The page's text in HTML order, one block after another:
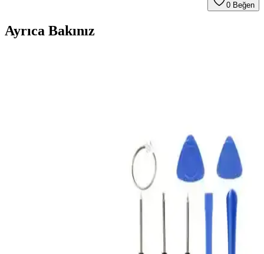
0 Beğen
Ayrıca Bakınız
iPhone 6s Uyumlu Telefon Kulübesi ve Tamir Seti
Mavi Home Tuş Bordu Güvenilirliği
iPhone 6s uyumlu, dayanıklı ve estetik tasarımlı tamir ve koruma
seti, kolay montaj ve kullanımıyla öne çıkar. Mavi Home tuşu bordu
ile cihazınıza renk katarken, pratik onarım imkanı sağlar.
Teknosa Kırılmaz Cam Garantisi ile Akıllı
Telefonlarınızı Güvence Altına Alın